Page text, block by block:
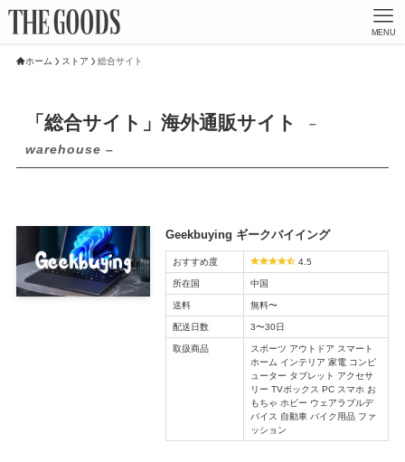
MENU
ホーム ストア 総合サイト
「総合サイト」海外通販サイト
–
warehouse –
Geekbuying ギークバイイング
おすすめ度 4.5
所在国 中国
送料 無料〜
配送日数 3〜30日
取扱商品
スポーツ アウトドア スマート
ホーム インテリア 家電 コンピ
ューター タブレット アクセサ
リー TVボックス PC スマホ お
もちゃ ホビー ウェアラブルデ
バイス 自動車 バイク用品 ファ
ッション